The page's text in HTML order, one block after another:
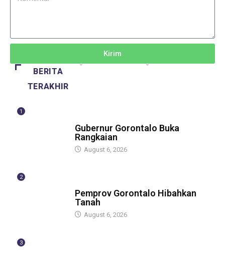
Kirim
BERITA
TERAKHIR
1
Gubernur Gorontalo Buka
Rangkaian
August 6, 2026
2
Pemprov Gorontalo Hibahkan
Tanah
August 6, 2026
3